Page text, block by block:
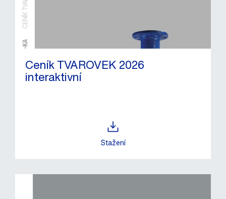
Ceník TVAROVEK 2026
interaktivní
Stažení